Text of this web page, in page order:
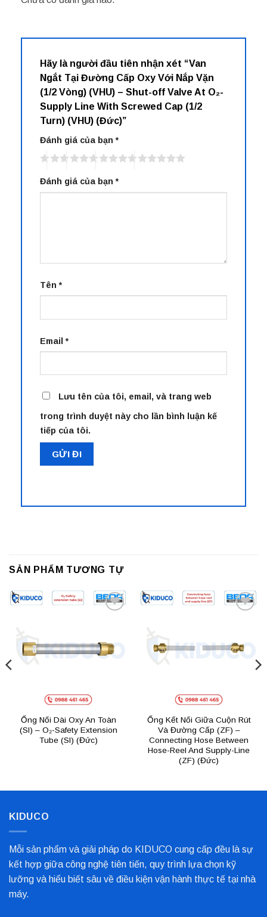
Hãy là người đầu tiên nhận xét “Van
Ngắt Tại Đường Cấp Oxy Với Nắp Vặn
(1/2 Vòng) (VHU) – Shut-off Valve At O₂-
Supply Line With Screwed Cap (1/2
Turn) (VHU) (Đức)”
Đánh giá của bạn*
Đánh giá của bạn*
Tên*
Email*
Lưu tên của tôi, email, và trang web
trong trình duyệt này cho lần bình luận kế
tiếp của tôi.
SẢN PHẨM TƯƠNG TỰ
Ống Nối Dài Oxy An Toàn
(SI) – O₂-Safety Extension
Tube (SI) (Đức)
Ống Kết Nối Giữa Cuộn Rút
Và Đường Cấp (ZF) –
Connecting Hose Between
Hose-Reel And Supply-Line
(ZF) (Đức)
KIDUCO
Mỗi sản phẩm và giải pháp do KIDUCO cung cấp đều là sự
kết hợp giữa công nghệ tiên tiến, quy trình lựa chọn kỹ
lưỡng và hiểu biết sâu về điều kiện vận hành thực tế tại nhà
máy.